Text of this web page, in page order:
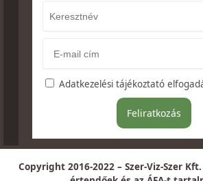
Adatkezelési tájékoztató
Copyright 2016-2022 – Szer-Viz-Szer